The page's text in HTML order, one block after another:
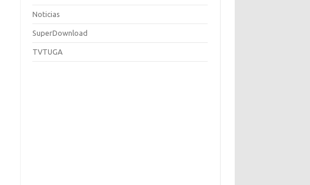
Noticias
SuperDownload
TVTUGA